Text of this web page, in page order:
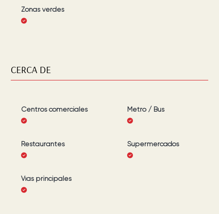
Zonas verdes
CERCA DE
Centros comerciales Metro / Bus
Restaurantes Supermercados
Vías principales